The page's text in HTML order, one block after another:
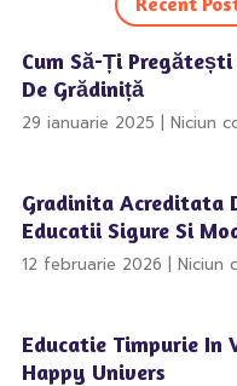
Cum Să-Ți
De Grădiniță
29 ianuarie 2025 Niciun
Gradinita Acreditata
Educatii Sigure Si
12 februarie 2026 Niciun
Educatie Timpurie In
Happy Univers